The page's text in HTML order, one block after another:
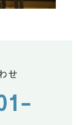
せ